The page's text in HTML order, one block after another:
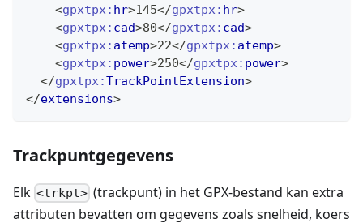
<gpxtpx: hr>145</gpxtpx: hr>
<gpxtpx: cad>80</gpxtpx: cad>
<gpxtpx: atemp>22</gpxtpx: atemp>
<gpxtpx: power>250</gpxtpx: power>
</gpxtpx:TrackPointExtension>
</extensions>
Trackpuntgegevens
Elk <trkpt> (trackpunt) in het GPX-bestand kan extra
attributen bevatten om gegevens zoals snelheid, koers